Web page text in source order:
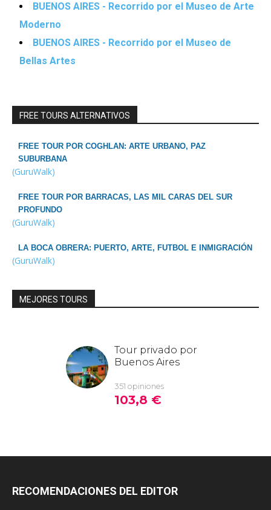
BUENOS AIRES - Recorrido por el Museo de Arte
Moderno
BUENOS AIRES - Recorrido por el Museo de
Bellas Artes
FREE TOURS ALTERNATIVOS
FREE TOUR POR COGHLAN: ARTE URBANO, PAZ
SUBURBANA
(GuruWalk)
FREE TOUR POR BARRACAS, LAS MIL CARAS DEL SUR
PROFUNDO
(GuruWalk)
LA BOCA OBRERA: PUERTO, ARTE, FUTBOL E INMIGRACIÓN
(GuruWalk)
MEJORES TOURS
RECOMENDACIONES DEL EDITOR